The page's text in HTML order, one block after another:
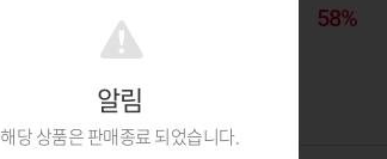
58%
알림
해당 상품은 판매종료 되었습니다.